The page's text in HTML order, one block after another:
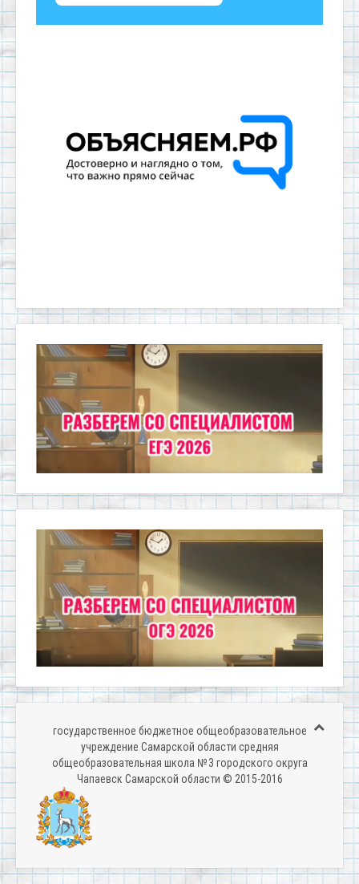
государственное бюджетное общеобразовательное
учреждение Самарской области средняя
общеобразовательная школа № 3 городского округа
Чапаевск Самарской области © 2015-2016